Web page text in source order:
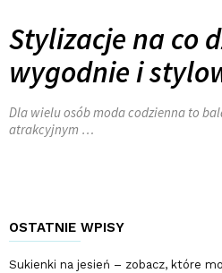
Stylizacje na co
wygodnie i
Dla wielu osób moda codzienna to
atrakcyjnym …
OSTATNIE WPISY
Sukienki na jesień – zobacz, które